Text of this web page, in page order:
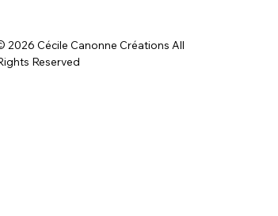
2026 Cécile Canonne Créations All
Reserved